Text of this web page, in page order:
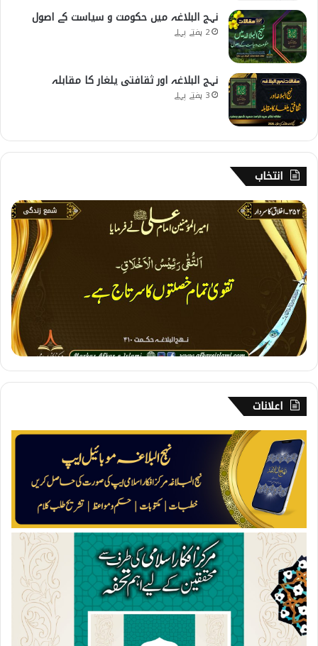
نہج البلاغہ میں حکومت و سیاست کے اصول
2 ہفتے پہلے
نہج البلاغہ اور ثقافتی یلغار کا مقابلہ
3 ہفتے پہلے
انتخاب
3
5
2
۔
ا
خ
ل
ا
ق
ک
ا
س
ر
د
ا
ر
اعلانات